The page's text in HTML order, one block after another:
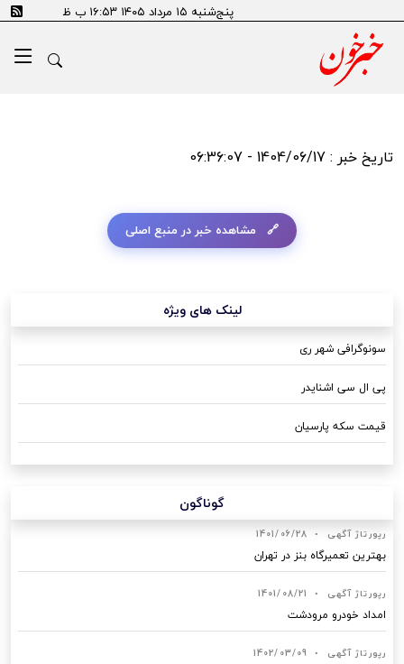
پنج‌شنبه ۱۵ مرداد ۱۴۰۵ ۱۶:۵۳ ب ظ
تاریخ خبر : 1404/06/17 - 06:36:07
مشاهده خبر در منبع اصلی
لینک های ویژه
سونوگرافی شهر ری
پی ال سی اشنایدر
قیمت سکه پارسیان
گوناگون
رپورتاژ آگهی •
1401/06/28
بهترین تعمیرگاه بنز در تهران
رپورتاژ آگهی •
1401/08/21
امداد خودرو مرودشت
رپورتاژ آگهی •
1402/03/09